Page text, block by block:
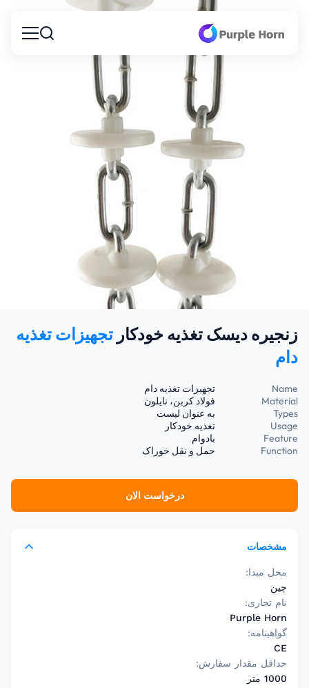
زنجیره دیسک تغذیه خودکار تجهیزات تغذیه
دام
Name
تجهیزات تغذیه دام
Material
فولاد کربن، نایلون
Types
به عنوان لیست
Usage
تغذیه خودکار
Feature
بادوام
Function
حمل و نقل خوراک
درخواست الان
مشخصات
محل مبدا:
چین
نام تجاری:
Purple Horn
گواهینامه:
CE
حداقل مقدار سفارش:
1000 متر